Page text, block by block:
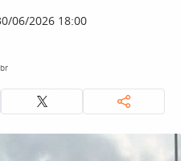
06/2026 18:00